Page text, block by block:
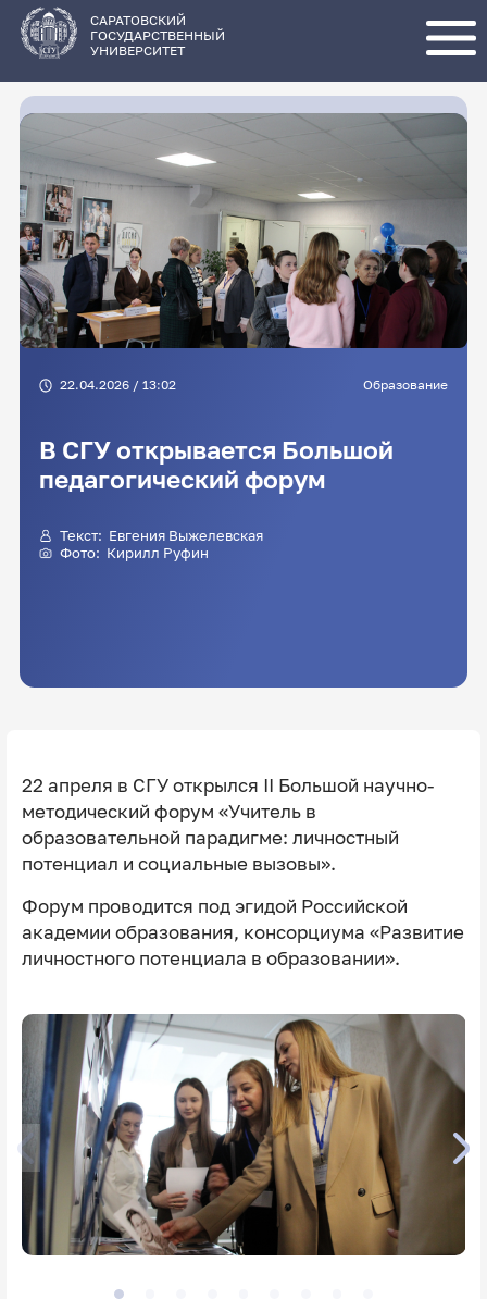
основному
содержанию
САРАТОВСКИЙ
ГОСУДАРСТВЕННЫЙ
УНИВЕРСИТЕТ
22.04.2026 / 13:02 Образование
В СГУ открывается Большой
педагогический форум
Текст: Евгения Выжелевская
Фото: Кирилл Руфин
22 апреля в СГУ открылся II Большой научно-
методический форум «Учитель в
образовательной парадигме: личностный
потенциал и социальные вызовы».
Форум проводится под эгидой Российской
академии образования, консорциума «Развитие
личностного потенциала в образовании».